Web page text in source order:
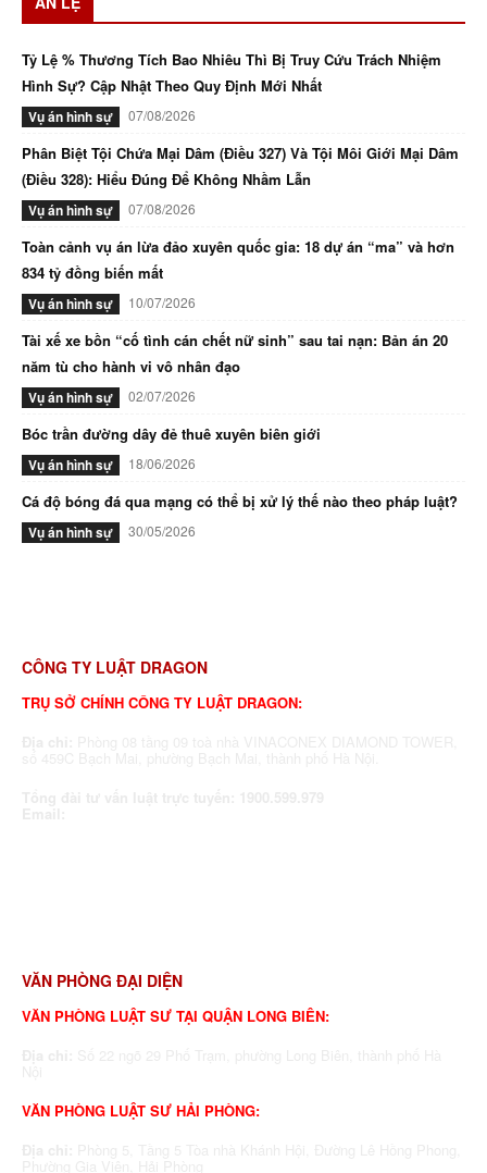
Tỷ Lệ % Thương Tích Bao Nhiêu Thì Bị Truy Cứu Trách Nhiệm
Hình Sự? Cập Nhật Theo Quy Định Mới Nhất
Vụ án hình sự 07/08/2026
Phân Biệt Tội Chứa Mại Dâm (Điều 327) Và Tội Môi Giới Mại Dâm
(Điều 328): Hiểu Đúng Để Không Nhầm Lẫn
Vụ án hình sự 07/08/2026
Toàn cảnh vụ án lừa đảo xuyên quốc gia: 18 dự án “ma” và hơn
834 tỷ đồng biến mất
Vụ án hình sự 10/07/2026
Tài xế xe bồn “cố tình cán chết nữ sinh” sau tai nạn: Bản án 20
năm tù cho hành vi vô nhân đạo
Vụ án hình sự 02/07/2026
Bóc trần đường dây đẻ thuê xuyên biên giới
Vụ án hình sự 18/06/2026
Cá độ bóng đá qua mạng có thể bị xử lý thế nào theo pháp luật?
Vụ án hình sự 30/05/2026
CÔNG TY LUẬT DRAGON
TRỤ SỞ CHÍNH CÔNG TY LUẬT DRAGON:
VĂN PHÒNG ĐẠI DIỆN
VĂN PHÒNG LUẬT SƯ TẠI QUẬN LONG BIÊN:
VĂN PHÒNG LUẬT SƯ HẢI PHÒNG: